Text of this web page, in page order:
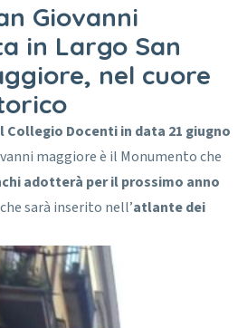
Giovanni
in Largo San
nel cuore
Collegio Docenti in data 21 giugno
maggiore è il Monumento che
adotterà per il prossimo anno
sarà inserito nell’atlante dei